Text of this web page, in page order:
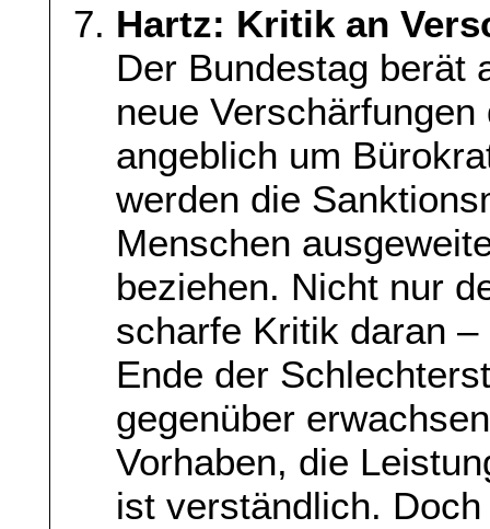
Hartz: Kritik an
Der Bundestag berät
neue
angeblich um
werden die
Menschen
beziehen. Nicht nur
scharfe Kritik daran
Ende der
gegenüber
Vorhaben, die
ist verständlich.